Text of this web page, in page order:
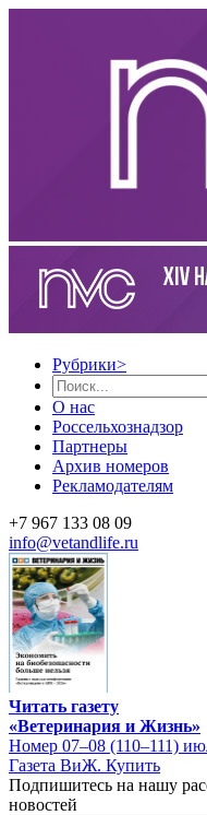
Рубрики>
О нас
Россельхознадзор
Партнеры
Архив номеров
Рекламодателям
+7 967 133 08 09
info@vetandlife.ru
Читать газету
«Ветеринария и Жизнь»
Номер 07–08 (110–111)
Газета ВиЖ. Купить
Подпишитесь на нашу
новостей